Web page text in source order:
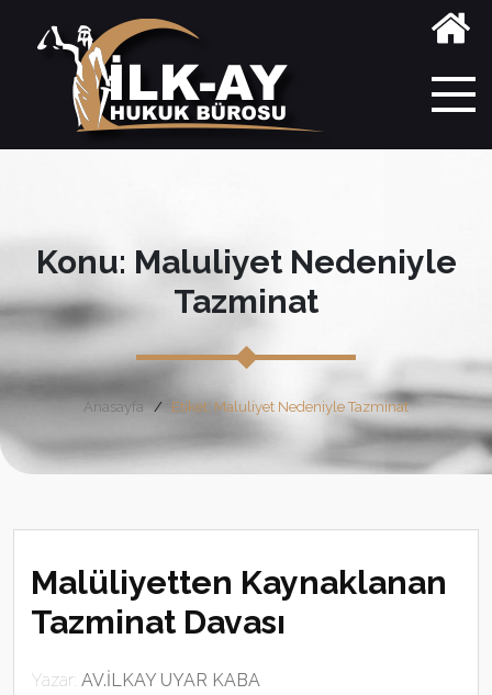
Konu: Maluliyet Nedeniyle
Tazminat
Anasayfa Etiket: Maluliyet Nedeniyle Tazminat
Malüliyetten Kaynaklanan
Tazminat Davası
Yazar: AV.İLKAY UYAR KABA